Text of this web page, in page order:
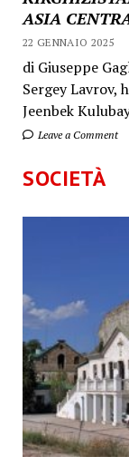
ASIA
22 GENNAIO 2025
di Giuseppe
Sergey Lavrov,
Jeenbek
Leave a Comment
SOCIETÀ